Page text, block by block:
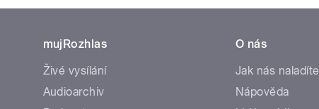
mujRozhlas
Živé vysílání
Audioarchiv
O nás
Jak nás naladíte
Nápověda